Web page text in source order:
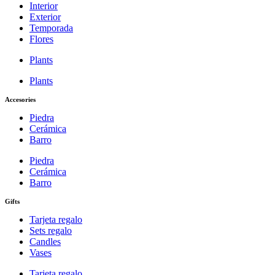
Interior
Exterior
Temporada
Flores
Plants
Plants
Accesories
Piedra
Cerámica
Barro
Piedra
Cerámica
Barro
Gifts
Tarjeta regalo
Sets regalo
Candles
Vases